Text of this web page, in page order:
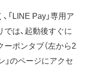
「LINE Pay」専用ア
は、起動後すぐに
ポンタブ（左から2
」のページにアクセ